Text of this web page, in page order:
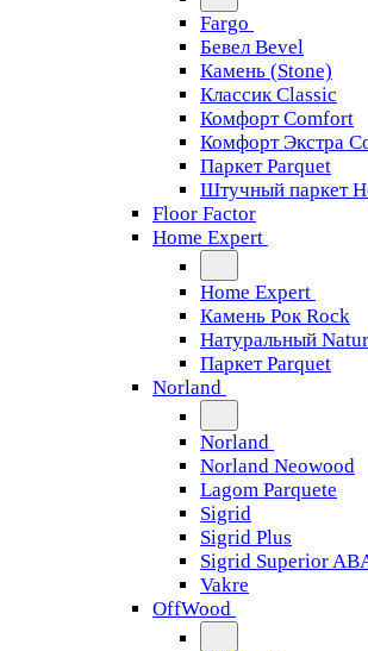
Fargo
Бевел Bevel
Камень (Stone)
Классик Classic
Комфорт Comfort
Комфорт Экстра
Паркет Parquet
Штучный паркет
Floor Factor
Home Expert
Home Expert
Камень Рок Rock
Натуральный
Паркет Parquet
Norland
Norland
Norland Neowood
Lagom Parquete
Sigrid
Sigrid Plus
Sigrid Superior
Vakre
OffWood